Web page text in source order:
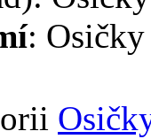
: Osičky